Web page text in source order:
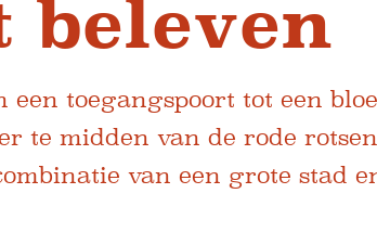
beleven
toegangspoort tot een
te midden van de rode
van een grote stad